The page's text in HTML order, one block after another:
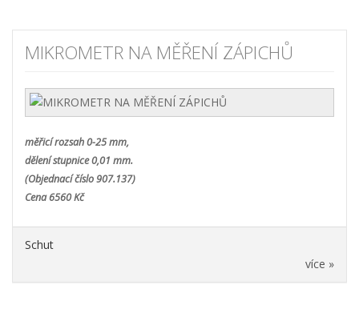
MIKROMETR NA MĚŘENÍ ZÁPICHŮ
měřicí rozsah 0-25 mm,
dělení stupnice 0,01 mm.
(Objednací číslo 907.137)
Cena 6560 Kč
Schut
více »